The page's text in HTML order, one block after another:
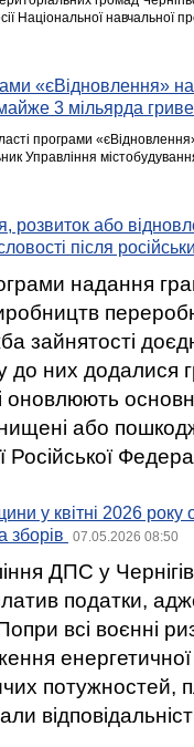
Національної навчальної
«єВідновлення»
3 мільярда
програми
Управління
розвиток або
після
надання
зайнятості
до них додалися
оновлюють
або
Російської
у квітні 2026
зборів
07.05.2026 08:50
ДПС у
податки,
всі воєнні
потужностей,